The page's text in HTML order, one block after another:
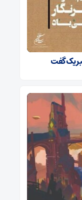
گفت